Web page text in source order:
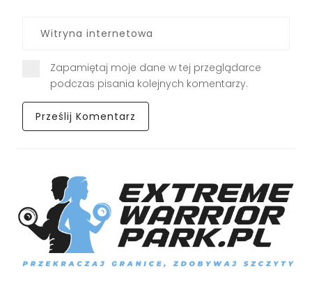
Zapamiętaj moje dane w tej przeglądarce
podczas pisania kolejnych komentarzy.